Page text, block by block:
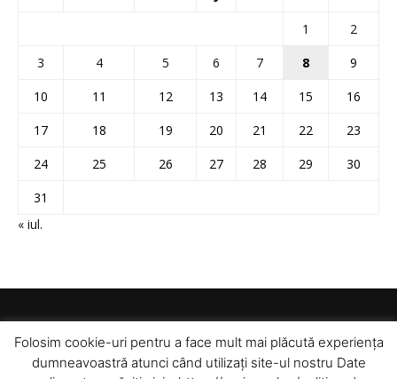
1
2
3
4 5 6 7 8
9
10
11 12 13 14 15
16
17
18 19 20 21 22
23
24
25 26 27 28 29
30
31
« iul.
Folosim cookie-uri pentru a face mult mai plăcută experiența
dumneavoastră atunci când utilizați site-ul nostru Date